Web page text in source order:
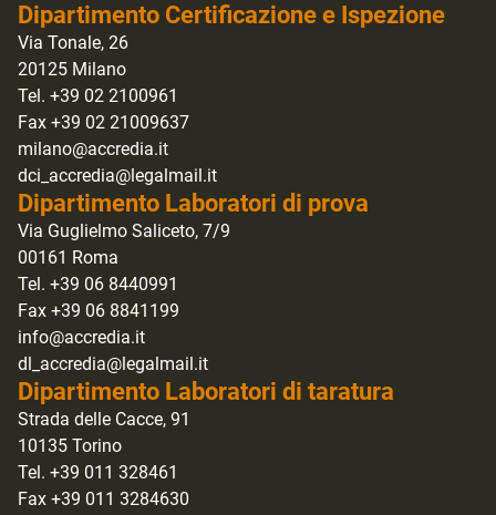
Dipartimento Certificazione e Ispezione
Via Tonale, 26
20125 Milano
Tel. +39 02 2100961
Fax +39 02 21009637
milano@accredia.it
dci_accredia@legalmail.it
Dipartimento Laboratori di prova
Via Guglielmo Saliceto, 7/9
00161 Roma
Tel. +39 06 8440991
Fax +39 06 8841199
info@accredia.it
dl_accredia@legalmail.it
Dipartimento Laboratori di taratura
Strada delle Cacce, 91
10135 Torino
Tel. +39 011 328461
Fax +39 011 3284630